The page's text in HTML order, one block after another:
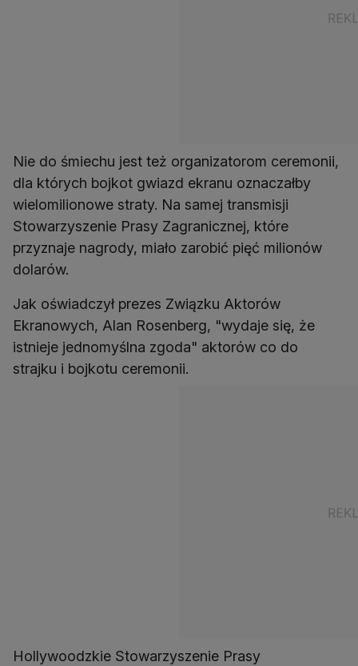
Nie do śmiechu jest też organizatorom ceremonii,
dla których bojkot gwiazd ekranu oznaczałby
wielomilionowe straty. Na samej transmisji
Stowarzyszenie Prasy Zagranicznej, które
przyznaje nagrody, miało zarobić pięć milionów
dolarów.
Jak oświadczył prezes Związku Aktorów
Ekranowych, Alan Rosenberg, "wydaje się, że
istnieje jednomyślna zgoda" aktorów co do
strajku i bojkotu ceremonii.
Hollywoodzkie Stowarzyszenie Prasy